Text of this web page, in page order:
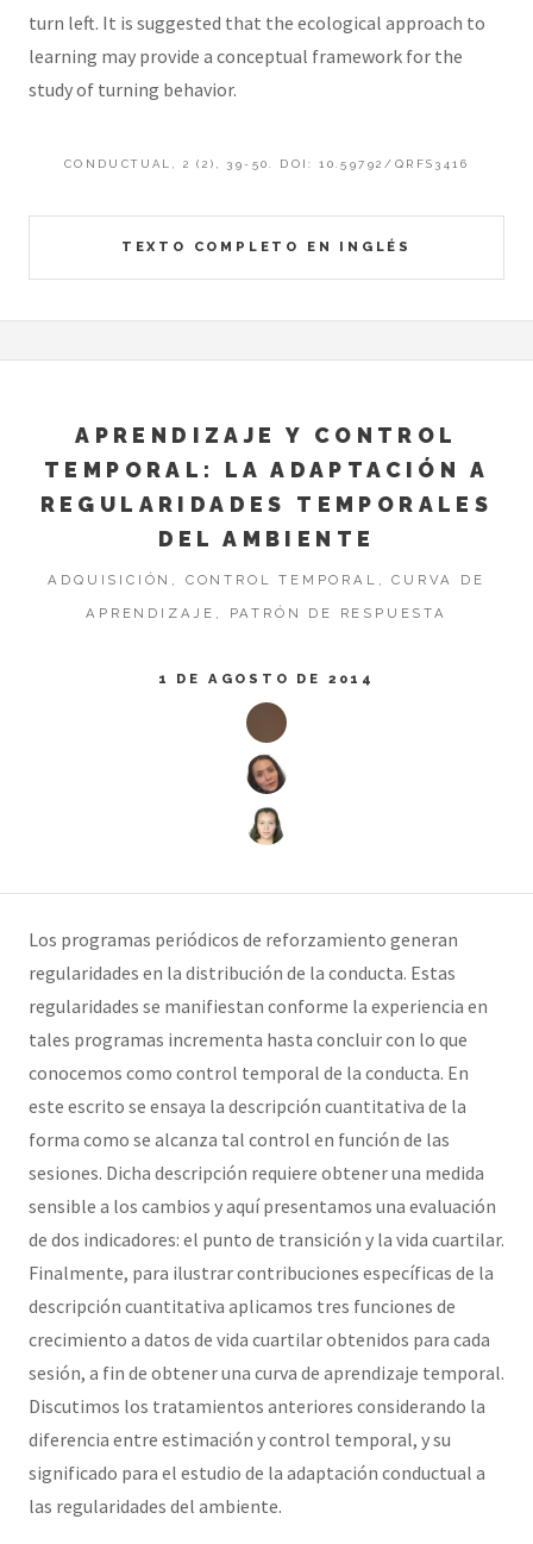
turn left. It is suggested that the ecological approach to
learning may provide a conceptual framework for the
study of turning behavior.
TEXTO COMPLETO EN INGLÉS
CONDUCTUAL, 2 (2), 39-50. DOI: 10.59792/QRFS3416
APRENDIZAJE Y CONTROL
TEMPORAL: LA ADAPTACIÓN A
REGULARIDADES TEMPORALES
DEL AMBIENTE
ADQUISICIÓN, CONTROL TEMPORAL, CURVA DE
APRENDIZAJE, PATRÓN DE RESPUESTA
1 DE AGOSTO DE 2014
Los programas periódicos de reforzamiento generan
regularidades en la distribución de la conducta. Estas
regularidades se manifiestan conforme la experiencia en
tales programas incrementa hasta concluir con lo que
conocemos como control temporal de la conducta. En
este escrito se ensaya la descripción cuantitativa de la
forma como se alcanza tal control en función de las
sesiones. Dicha descripción requiere obtener una medida
sensible a los cambios y aquí presentamos una evaluación
de dos indicadores: el punto de transición y la vida cuartilar.
Finalmente, para ilustrar contribuciones específicas de la
descripción cuantitativa aplicamos tres funciones de
crecimiento a datos de vida cuartilar obtenidos para cada
sesión, a fin de obtener una curva de aprendizaje temporal.
Discutimos los tratamientos anteriores considerando la
diferencia entre estimación y control temporal, y su
significado para el estudio de la adaptación conductual a
las regularidades del ambiente.